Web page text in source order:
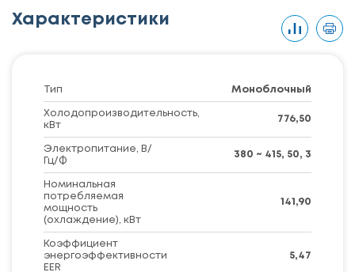
Характеристики
Тип Моноблочный
Холодопроизводительность,
кВт
776,50
Электропитание, В/
Гц/Ф
380 ~ 415, 50, 3
Номинальная
потребляемая
мощность
(охлаждение), кВт
141,90
Коэффициент
энергоэффективности
EER
5,47